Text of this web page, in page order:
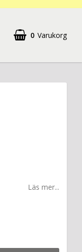
0 Varukorg
Läs mer...